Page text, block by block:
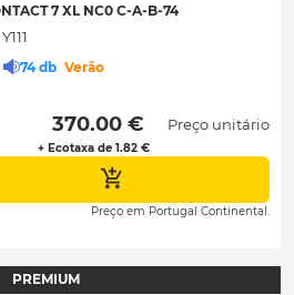
7 XL NC0 C-A-B-74
74 db Verão
370.00 €
+ Ecotaxa de 1.82 €
Preço unitário
Preço em Portugal Continental.
PREMIUM